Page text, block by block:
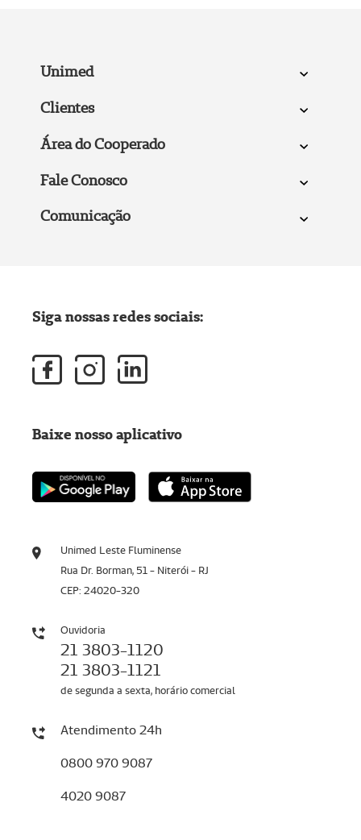
Unimed
Clientes
Área do Cooperado
Fale Conosco
Comunicação
Unimed Leste Fluminense
Rua Dr. Borman, 51 - Niterói - RJ
CEP: 24020-320
Ouvidoria
21 3803-1120
21 3803-1121
de segunda a sexta, horário comercial
Atendimento 24h
0800 970 9087
4020 9087
Siga nossas redes sociais:
Baixe nosso aplicativo